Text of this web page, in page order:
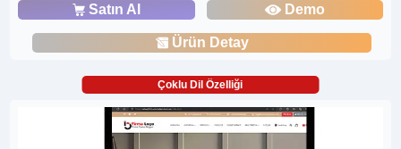
Satın Al Demo
Ürün Detay
Çoklu Dil Özelliği